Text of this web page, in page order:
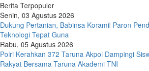
Berita Terpopuler
Senin, 03 Agustus 2026
Dukung Pertanian, Babinsa Koramil Paron
Teknologi Tepat Guna
Rabu, 05 Agustus 2026
Polri Kerahkan 372 Taruna Akpol Dampingi
Rakyat Bersama Taruna Akademi TNI